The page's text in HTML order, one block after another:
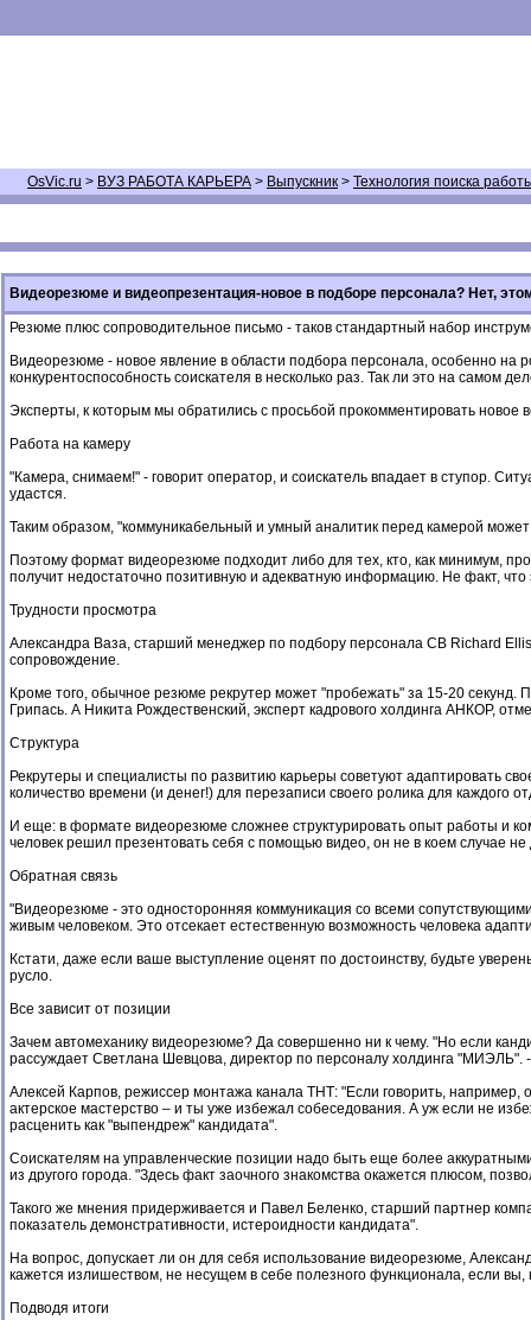
OsVic.ru > ВУЗ РАБОТА КАРЬЕРА > Выпускник > Технология поиска
Видеорезюме и видеопрезентация-новое в подборе персонала? Нет,
Резюме плюс сопроводительное письмо - таков стандартный набор
Видеорезюме - новое явление в области подбора персонала, особенно на
конкурентоспособность соискателя в несколько раз. Так ли это на самом
Эксперты, к которым мы обратились с просьбой прокомментировать новое
Работа на камеру
"Камера, снимаем!" - говорит оператор, и соискатель впадает в ступор.
удастся.
Таким образом, "коммуникабельный и умный аналитик перед камерой
Поэтому формат видеорезюме подходит либо для тех, кто, как минимум,
получит недостаточно позитивную и адекватную информацию. Не факт,
Трудности просмотра
Александра Ваза, старший менеджер по подбору персонала CB Richard
сопровождение.
Кроме того, обычное резюме рекрутер может "пробежать" за 15-20
Грипась. А Никита Рождественский, эксперт кадрового холдинга АНКОР,
Структура
Рекрутеры и специалисты по развитию карьеры советуют адаптировать
количество времени (и денег!) для перезаписи своего ролика для каждого
И еще: в формате видеорезюме сложнее структурировать опыт работы и
человек решил презентовать себя с помощью видео, он не в коем случае
Обратная связь
"Видеорезюме - это односторонняя коммуникация со всеми
живым человеком. Это отсекает естественную возможность человека
Кстати, даже если ваше выступление оценят по достоинству, будьте
русло.
Все зависит от позиции
Зачем автомеханику видеорезюме? Да совершенно ни к чему. "Но если
рассуждает Светлана Шевцова, директор по персоналу холдинга "МИЭЛЬ". -
Алексей Карпов, режиссер монтажа канала ТНТ: "Если говорить, например,
актерское мастерство – и ты уже избежал собеседования. А уж если не
расценить как "выпендреж" кандидата".
Соискателям на управленческие позиции надо быть еще более
из другого города. "Здесь факт заочного знакомства окажется плюсом,
Такого же мнения придерживается и Павел Беленко, старший партнер
показатель демонстративности, истероидности кандидата".
На вопрос, допускает ли он для себя использование видеорезюме,
кажется излишеством, не несущем в себе полезного функционала, если
Подводя итоги